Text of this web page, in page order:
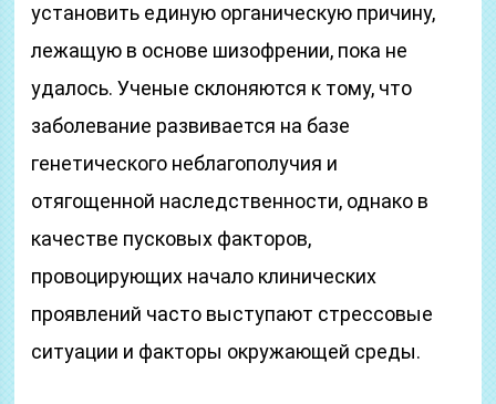
установить единую органическую причину,
лежащую в основе шизофрении, пока не
удалось. Ученые склоняются к тому, что
заболевание развивается на базе
генетического неблагополучия и
отягощенной наследственности, однако в
качестве пусковых факторов,
провоцирующих начало клинических
проявлений часто выступают стрессовые
ситуации и факторы окружающей среды.